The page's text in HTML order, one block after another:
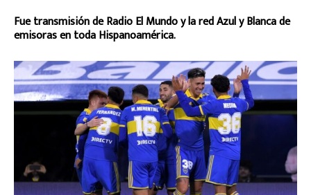
Fue transmisión de Radio El Mundo y la red Azul y Blanca de
emisoras en toda Hispanoamérica.